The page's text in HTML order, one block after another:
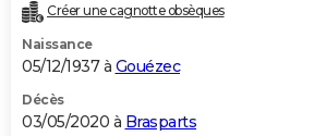
Créer une cagnotte obsèques
Naissance
05/12/1937 à Gouézec
Décès
03/05/2020 à Brasparts